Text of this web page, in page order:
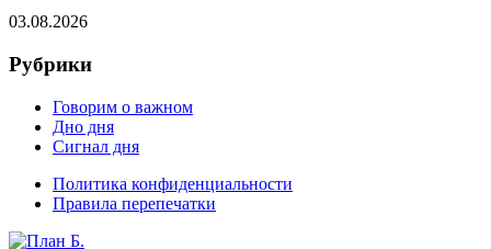
03.08.2026
Рубрики
Говорим о важном
Дно дня
Сигнал дня
Политика конфиденциальности
Правила перепечатки